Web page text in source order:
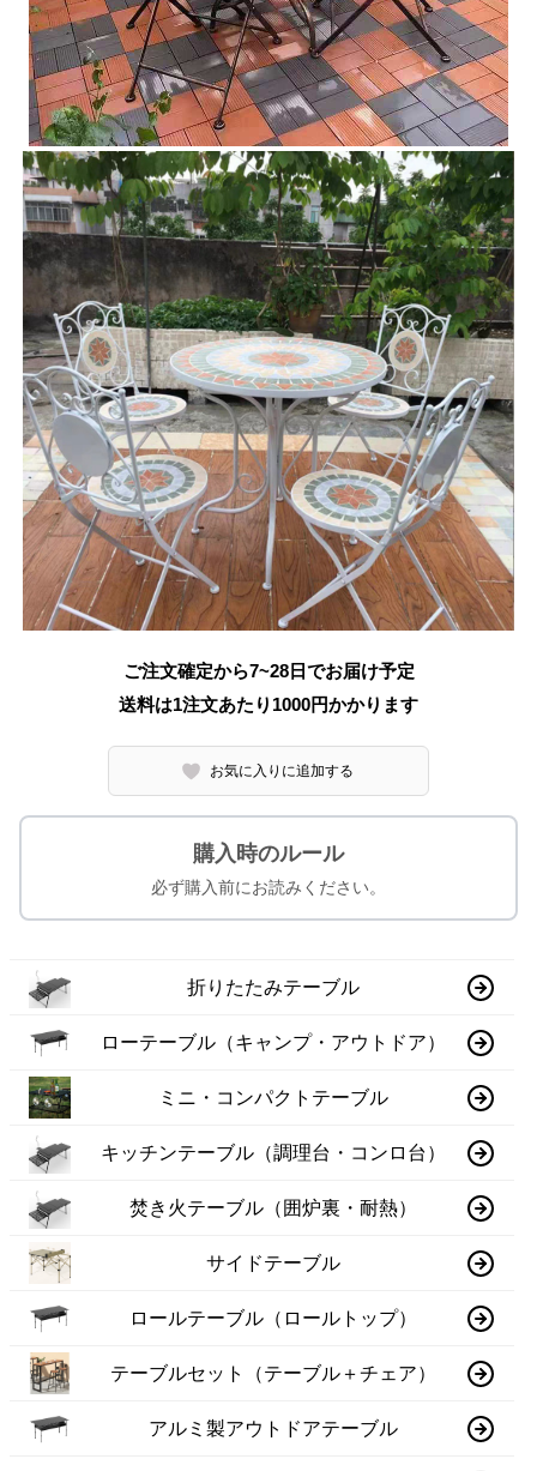
ご注文確定から7~28日でお届け予定
送料は1注文あたり 1000円かかります
お気に入りに追加する
購入時のルール
必ず購入前にお読みください。
折りたたみテーブル
ローテーブル（キャンプ・アウトドア）
ミニ・コンパクトテーブル
キッチンテーブル（調理台・コンロ台）
焚き火テーブル（囲炉裏・耐熱）
サイドテーブル
ロールテーブル（ロールトップ）
テーブルセット（テーブル＋チェア）
アルミ製アウトドアテーブル